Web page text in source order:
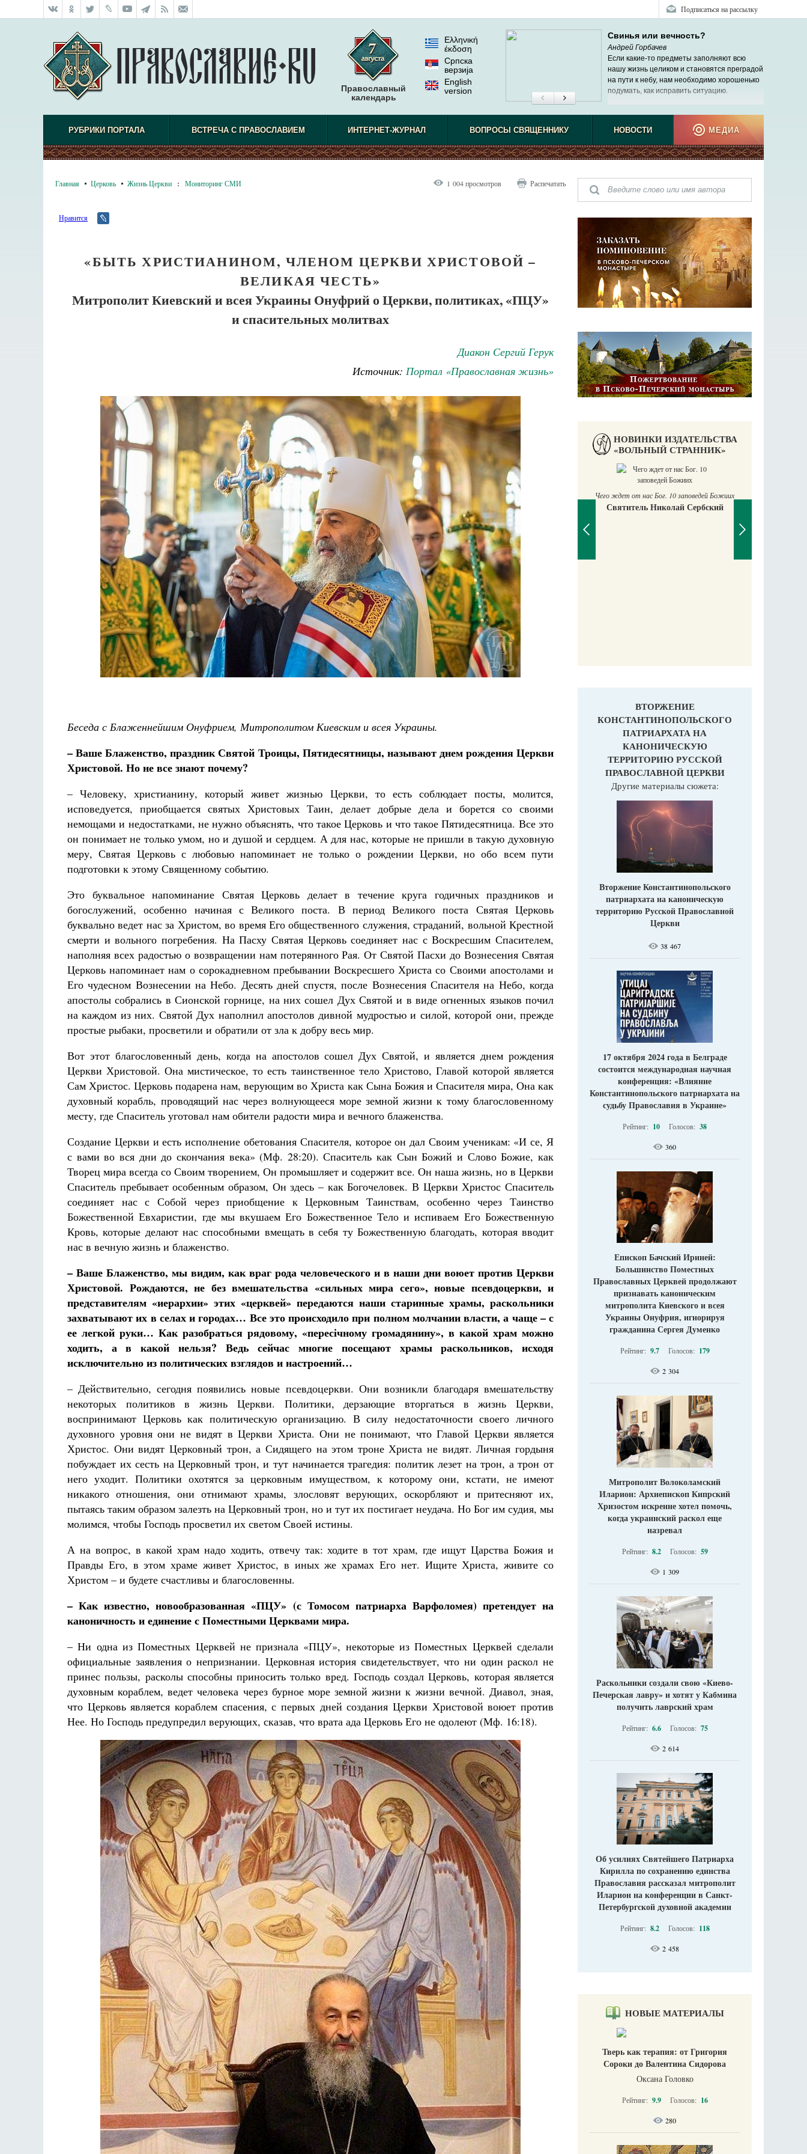
Подписаться на рассылку
Православный
календарь
Ελληνική
έκδοση
Српска
верзиjа
English
version
Свинья или вечность?
Андрей Горбачев
Если какие-то предметы заполняют всю
нашу жизнь целиком и становятся преградой
на пути к небу, нам необходимо хорошенько
подумать, как исправить ситуацию.
РУБРИКИ ПОРТАЛА ВСТРЕЧА С ПРАВОСЛАВИЕМ ИНТЕРНЕТ-ЖУРНАЛ ВОПРОСЫ СВЯЩЕННИКУ НОВОСТИ МЕДИА
Главная Церковь Жизнь Церкви : Мониторинг СМИ 1 004 просмотров Распечатать
Нравится
«БЫТЬ ХРИСТИАНИНОМ, ЧЛЕНОМ ЦЕРКВИ ХРИСТОВОЙ –
ВЕЛИКАЯ ЧЕСТЬ»
Митрополит Киевский и всея Украины Онуфрий о Церкви, политиках, «ПЦУ»
и спасительных молитвах
Диакон Сергий Герук
Источник: Портал «Православная жизнь»
Беседа с Блаженнейшим Онуфрием, Митрополитом Киевским и всея Украины.
– Ваше Блаженство, праздник Святой Троицы, Пятидесятницы, называют днем рождения Церкви
Христовой. Но не все знают почему?
– Человеку, христианину, который живет жизнью Церкви, то есть соблюдает посты, молится,
исповедуется, приобщается святых Христовых Таин, делает добрые дела и борется со своими
немощами и недостатками, не нужно объяснять, что такое Церковь и что такое Пятидесятница. Все это
он понимает не только умом, но и душой и сердцем. А для нас, которые не пришли в такую духовную
меру, Святая Церковь с любовью напоминает не только о рождении Церкви, но обо всем пути
подготовки к этому Священному событию.
Это буквальное напоминание Святая Церковь делает в течение круга годичных праздников и
богослужений, особенно начиная с Великого поста. В период Великого поста Святая Церковь
буквально ведет нас за Христом, во время Его общественного служения, страданий, вольной Крестной
смерти и вольного погребения. На Пасху Святая Церковь соединяет нас с Воскресшим Спасителем,
наполняя всех радостью о возвращении нам потерянного Рая. От Святой Пасхи до Вознесения Святая
Церковь напоминает нам о сорокадневном пребывании Воскресшего Христа со Своими апостолами и
Его чудесном Вознесении на Небо. Десять дней спустя, после Вознесения Спасителя на Небо, когда
апостолы собрались в Сионской горнице, на них сошел Дух Святой и в виде огненных языков почил
на каждом из них. Святой Дух наполнил апостолов дивной мудростью и силой, которой они, прежде
простые рыбаки, просветили и обратили от зла к добру весь мир.
Вот этот благословенный день, когда на апостолов сошел Дух Святой, и является днем рождения
Церкви Христовой. Она мистическое, то есть таинственное тело Христово, Главой которой является
Сам Христос. Церковь подарена нам, верующим во Христа как Сына Божия и Спасителя мира, Она как
духовный корабль, проводящий нас через волнующееся море земной жизни к тому благословенному
месту, где Спаситель уготовал нам обители радости мира и вечного блаженства.
Создание Церкви и есть исполнение обетования Спасителя, которое он дал Своим ученикам: «И се, Я
с вами во вся дни до скончания века» (Мф. 28:20). Спаситель как Сын Божий и Слово Божие, как
Творец мира всегда со Своим творением, Он промышляет и содержит все. Он наша жизнь, но в Церкви
Спаситель пребывает особенным образом, Он здесь – как Богочеловек. В Церкви Христос Спаситель
соединяет нас с Собой через приобщение к Церковным Таинствам, особенно через Таинство
Божественной Евхаристии, где мы вкушаем Его Божественное Тело и испиваем Его Божественную
Кровь, которые делают нас способными вмещать в себя ту Божественную благодать, которая вводит
нас в вечную жизнь и блаженство.
– Ваше Блаженство, мы видим, как враг рода человеческого и в наши дни воюет против Церкви
Христовой. Рождаются, не без вмешательства «сильных мира сего», новые псевдоцеркви, и
представителям «иерархии» этих «церквей» передаются наши старинные храмы, раскольники
захватывают их в селах и городах… Все это происходило при полном молчании власти, а чаще – с
ее легкой руки… Как разобраться рядовому, «пересічному громадянину», в какой храм можно
ходить, а в какой нельзя? Ведь сейчас многие посещают храмы раскольников, исходя
исключительно из политических взглядов и настроений…
– Действительно, сегодня появились новые псевдоцеркви. Они возникли благодаря вмешательству
некоторых политиков в жизнь Церкви. Политики, дерзающие вторгаться в жизнь Церкви,
воспринимают Церковь как политическую организацию. В силу недостаточности своего личного
духовного уровня они не видят в Церкви Христа. Они не понимают, что Главой Церкви является
Христос. Они видят Церковный трон, а Сидящего на этом троне Христа не видят. Личная гордыня
побуждает их сесть на Церковный трон, и тут начинается трагедия: политик лезет на трон, а трон от
него уходит. Политики охотятся за церковным имуществом, к которому они, кстати, не имеют
никакого отношения, они отнимают храмы, злословят верующих, оскорбляют и притесняют их,
пытаясь таким образом залезть на Церковный трон, но и тут их постигает неудача. Но Бог им судия, мы
молимся, чтобы Господь просветил их светом Своей истины.
А на вопрос, в какой храм надо ходить, отвечу так: ходите в тот храм, где ищут Царства Божия и
Правды Его, в этом храме живет Христос, в иных же храмах Его нет. Ищите Христа, живите со
Христом – и будете счастливы и благословенны.
– Как известно, новообразованная «ПЦУ» (с Томосом патриарха Варфоломея) претендует на
каноничность и единение с Поместными Церквами мира.
– Ни одна из Поместных Церквей не признала «ПЦУ», некоторые из Поместных Церквей сделали
официальные заявления о непризнании. Церковная история свидетельствует, что ни один раскол не
принес пользы, расколы способны приносить только вред. Господь создал Церковь, которая является
духовным кораблем, ведет человека через бурное море земной жизни к жизни вечной. Диавол, зная,
что Церковь является кораблем спасения, с первых дней создания Церкви Христовой воюет против
Нее. Но Господь предупредил верующих, сказав, что врата ада Церковь Его не одолеют (Мф. 16:18).
НОВИНКИ ИЗДАТЕЛЬСТВА
«ВОЛЬНЫЙ СТРАННИК»
Разлуки не будет
Фредерика де Грааф
Как найти своё место в жизни
Кирилл Мурышев
Великомученик Георгий Победоносец. Научись у
святого
Роман Котов
Чего ждет от нас Бог. 10 заповедей Божиих
Святитель Николай Сербский
ВТОРЖЕНИЕ
КОНСТАНТИНОПОЛЬСКОГО
ПАТРИАРХАТА НА
КАНОНИЧЕСКУЮ
ТЕРРИТОРИЮ РУССКОЙ
ПРАВОСЛАВНОЙ ЦЕРКВИ
Другие материалы сюжета:
Вторжение Константинопольского
патриархата на каноническую
территорию Русской Православной
Церкви
38 467
17 октября 2024 года в Белграде
состоится международная научная
конференция: «Влияние
Константинопольского патриархата на
судьбу Православия в Украине»
Рейтинг: 10 Голосов: 38
360
Епископ Бачский Ириней:
Большинство Поместных
Православных Церквей продолжают
признавать каноническим
митрополита Киевского и всея
Украины Онуфрия, игнорируя
гражданина Сергея Думенко
Рейтинг: 9.7 Голосов: 179
2 304
Митрополит Волоколамский
Иларион: Архиепископ Кипрский
Хризостом искренне хотел помочь,
когда украинский раскол еще
назревал
Рейтинг: 8.2 Голосов: 59
1 309
Раскольники создали свою «Киево-
Печерская лавру» и хотят у Кабмина
получить лаврский храм
Рейтинг: 6.6 Голосов: 75
2 614
Об усилиях Святейшего Патриарха
Кирилла по сохранению единства
Православия рассказал митрополит
Иларион на конференции в Санкт-
Петербургской духовной академии
Рейтинг: 8.2 Голосов: 118
2 458
НОВЫЕ МАТЕРИАЛЫ
Тверь как терапия: от Григория
Сороки до Валентина Сидорова
Оксана Головко
Рейтинг: 9.9 Голосов: 16
280